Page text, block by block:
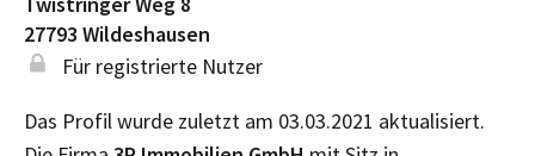
27793 Wildeshausen
Für registrierte Nutzer
Das Profil wurde zuletzt am 03.03.2021 aktualisiert.